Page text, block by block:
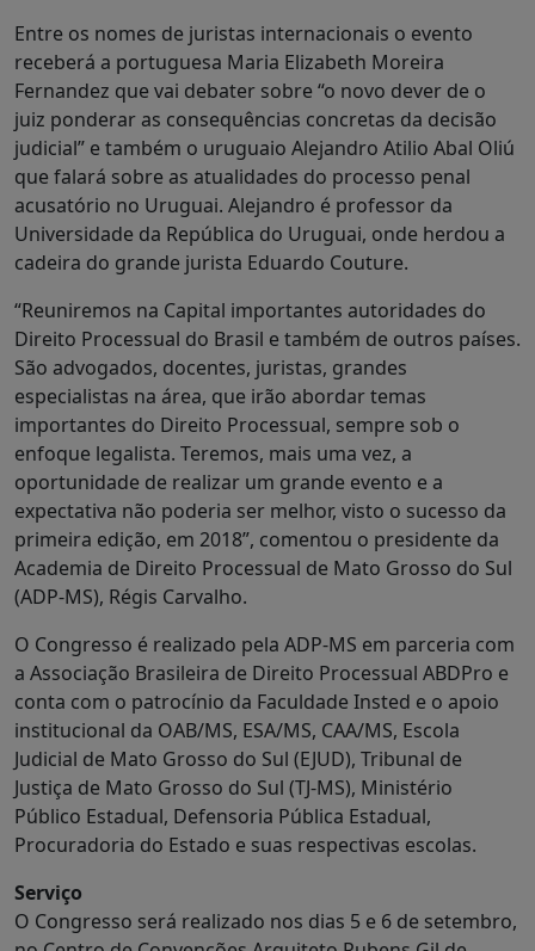
Entre os nomes de juristas internacionais o evento
receberá a portuguesa Maria Elizabeth Moreira
Fernandez que vai debater sobre “o novo dever de o
juiz ponderar as consequências concretas da decisão
judicial” e também o uruguaio Alejandro Atilio Abal Oliú
que falará sobre as atualidades do processo penal
acusatório no Uruguai. Alejandro é professor da
Universidade da República do Uruguai, onde herdou a
cadeira do grande jurista Eduardo Couture.
“Reuniremos na Capital importantes autoridades do
Direito Processual do Brasil e também de outros países.
São advogados, docentes, juristas, grandes
especialistas na área, que irão abordar temas
importantes do Direito Processual, sempre sob o
enfoque legalista. Teremos, mais uma vez, a
oportunidade de realizar um grande evento e a
expectativa não poderia ser melhor, visto o sucesso da
primeira edição, em 2018”, comentou o presidente da
Academia de Direito Processual de Mato Grosso do Sul
(ADP-MS), Régis Carvalho.
O Congresso é realizado pela ADP-MS em parceria com
a Associação Brasileira de Direito Processual ABDPro e
conta com o patrocínio da Faculdade Insted e o apoio
institucional da OAB/MS, ESA/MS, CAA/MS, Escola
Judicial de Mato Grosso do Sul (EJUD), Tribunal de
Justiça de Mato Grosso do Sul (TJ-MS), Ministério
Público Estadual, Defensoria Pública Estadual,
Procuradoria do Estado e suas respectivas escolas.
Serviço
O Congresso será realizado nos dias 5 e 6 de setembro,